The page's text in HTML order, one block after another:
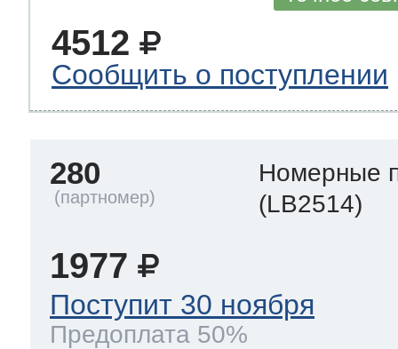
4512
Сообщить о поступлении
280
Номерные
(LB2514)
1977
Поступит 30 ноября
Предоплата 50%